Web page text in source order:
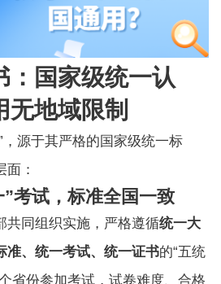
：国家级统一认
无地域限制
，源于其严格的国家级统一标
：
考试，标准全国一致
共同组织实施，严格遵循统一大
准、统一考试、统一证书的“五统
省份参加考试，试卷难度、合格